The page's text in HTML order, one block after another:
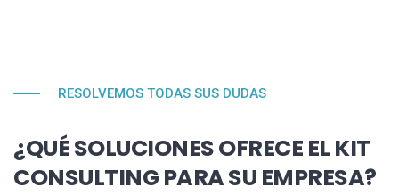
RESOLVEMOS TODAS SUS DUDAS
¿QUÉ SOLUCIONES OFRECE EL KIT
CONSULTING PARA SU EMPRESA?